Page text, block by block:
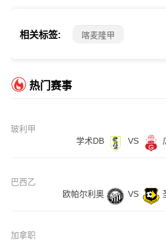
相关标签: 喀麦隆甲
热门赛事
玻利甲
学术DB
VS
巴西乙
欧帕尔利奥
VS
加拿职